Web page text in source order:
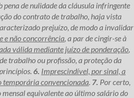
de nulidade da cláusula infringente
do contrato de trabalho, haja vista
prejuízo, de modo a invalidar
e não concorrência, a par de cingir-se à
válida mediante juízo de ponderação,
trabalho ou profissão, a proteção da
6. Imprescindível, por sinal, a
temporária convencionada. 7. Por certo,
mensal equivalente ao último salário do